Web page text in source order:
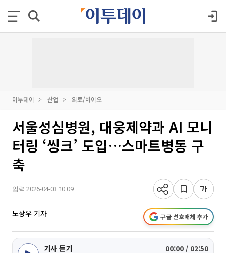
이투데이 산업 의료/바이오
서울성심병원, 대웅제약과 AI 모니
터링 ‘씽크’ 도입…스마트병동 구
축
입력 2026-04-03 10:09
노상우 기자 구글 선호매체 추가
기사 듣기 00:00 / 02:50